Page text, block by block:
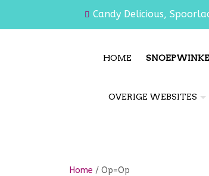
Candy Delicious,
HOME
OVERIGE WEBSITES
Home / Op=Op